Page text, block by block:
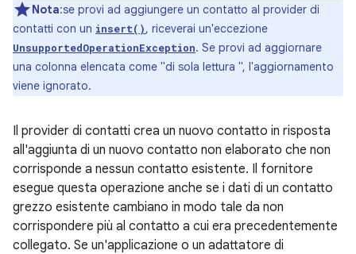
Nota:se provi ad aggiungere un contatto al provider di
contatti con un insert(), riceverai un'eccezione
UnsupportedOperationException. Se provi ad aggiornare
una colonna elencata come "di sola lettura ", l'aggiornamento
viene ignorato.
Il provider di contatti crea un nuovo contatto in risposta
all'aggiunta di un nuovo contatto non elaborato che non
corrisponde a nessun contatto esistente. Il fornitore
esegue questa operazione anche se i dati di un contatto
grezzo esistente cambiano in modo tale da non
corrispondere più al contatto a cui era precedentemente
collegato. Se un'applicazione o un adattatore di